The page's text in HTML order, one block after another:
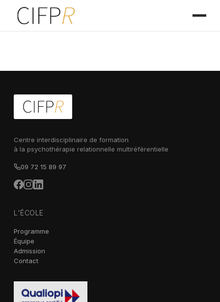
Centre interdisciplinaire de formation
à la psychothérapie relationnelle multiréférentielle
09 72 15 89 97
L'ÉCOLE
Programme
Équipe
Admission
Contact